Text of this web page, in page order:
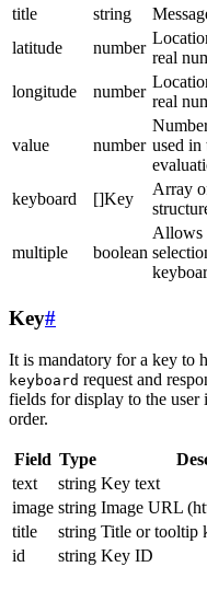
title
string
latitude
number
real
longitude
number
real
value number used in
keyboard []Key
Array
multiple boolean
Allows
Key#
It is mandatory for a key to
keyboard request and
fields for display to the user
order.
Field Type
text
string Key text
image string Image URL
title
string Title or tooltip
id
string Key ID